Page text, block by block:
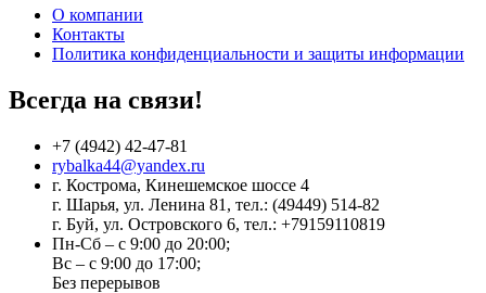
О компании
Контакты
Политика конфиденциальности и защиты информации
Всегда на связи!
+7 (4942) 42-47-81
rybalka44@yandex.ru
г. Кострома, Кинешемское шоссе 4
г. Шарья, ул. Ленина 81, тел.: (49449) 514-82
г. Буй, ул. Островского 6, тел.: +79159110819
Пн-Сб – с 9:00 до 20:00;
Вс – с 9:00 до 17:00;
Без перерывов